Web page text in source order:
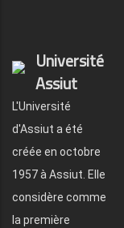
Université
Assiut
L'Université
d'Assiut a été
créée en octobre
1957 à Assiut. Elle
considère comme
la première